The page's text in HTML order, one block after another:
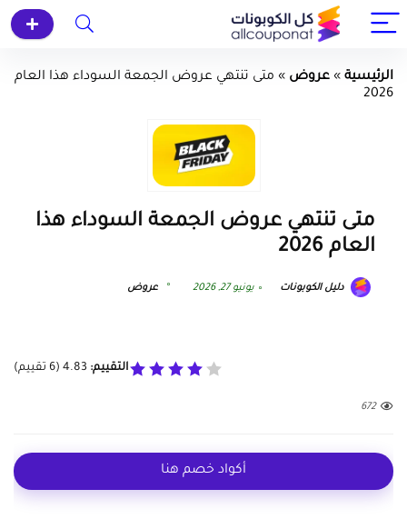
الرئيسية » عروض » متى تنتهي عروض الجمعة السوداء هذا العام
2026
متى تنتهي عروض الجمعة السوداء هذا
العام 2026
دليل الكوبونات يونيو 27, 2026 عروض
التقييم: 4.83
(
6 تقييم)
672
أكواد خصم هنا